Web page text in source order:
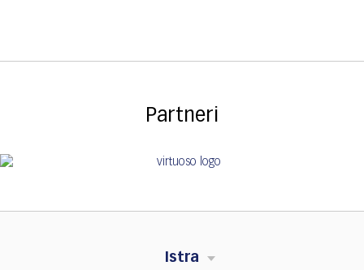
Partneri
Istra